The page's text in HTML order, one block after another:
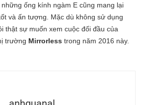
ống kính ngàm E cũng mang lại
và ấn tượng. Mặc dù không sử dụng
thật sự muốn xem cuộc đối đầu của
trường Mirrorless trong năm 2016 này.